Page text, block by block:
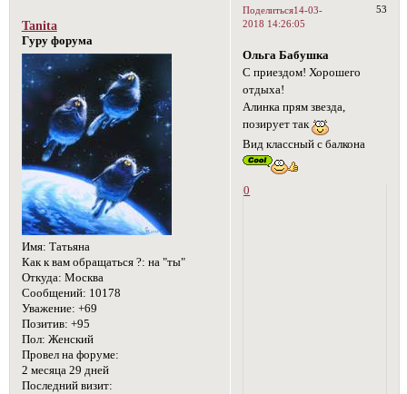
Поделиться 53
14-03-
2018 14:26:05
Tanita
Гуру форума
Имя: Татьяна
Как к вам обращаться ?: на "ты"
Откуда: Москва
Сообщений: 10178
Уважение: +69
Позитив: +95
Пол: Женский
Провел на форуме:
2 месяца 29 дней
Последний визит:
Ольга Бабушка
С приездом! Хорошего
отдыха!
Алинка прям звезда,
позирует так
Вид классный с балкона
0